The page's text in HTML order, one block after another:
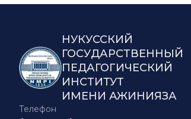
НУКУССКИЙ
ГОСУДАРСТВЕННЫЙ
ПЕДАГОГИЧЕСКИЙ
ИНСТИТУТ
ИМЕНИ АЖИНИЯЗА
Телефон